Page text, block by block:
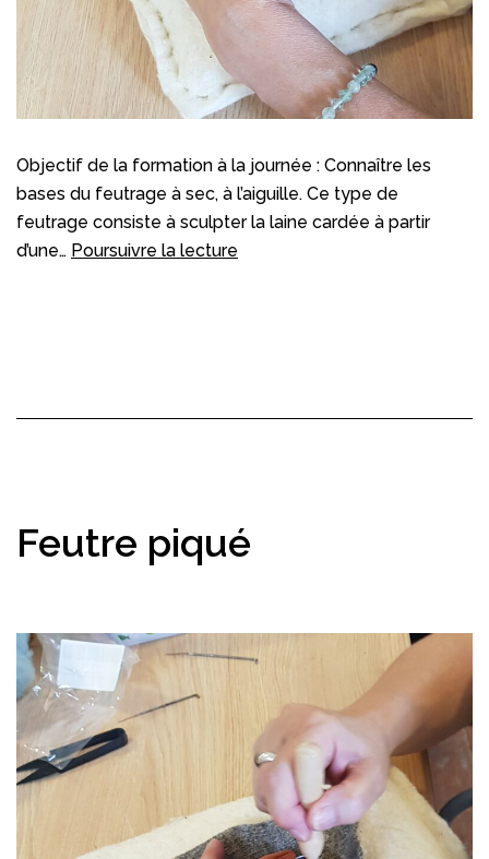
Objectif de la formation à la journée : Connaître les
bases du feutrage à sec, à l’aiguille. Ce type de
feutrage consiste à sculpter la laine cardée à partir
d’une… Poursuivre la lecture
Feutre piqué